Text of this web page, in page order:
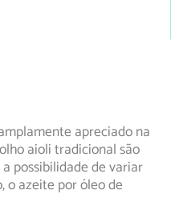
apreciado na
aioli tradicional são
possibilidade de variar
o azeite por óleo de